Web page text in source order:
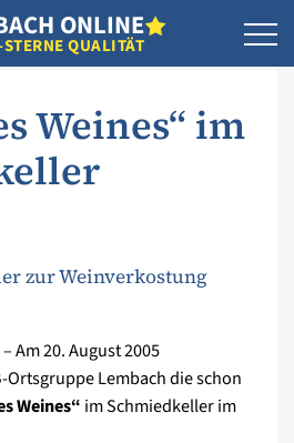
ONLINE
QUALITÄT
Weines“ im
zur Weinverkostung
Am 20. August 2005
Ortsgruppe Lembach die schon
Weines“ im Schmiedkeller im